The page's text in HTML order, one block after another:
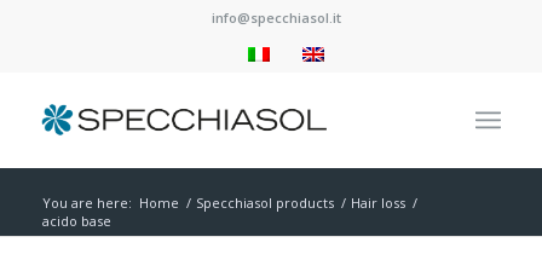
info@specchiasol.it
You are here: Home / Specchiasol products / Hair loss /
acido base